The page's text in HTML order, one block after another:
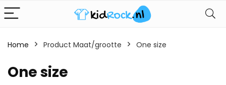
Home Product Maat/grootte One size
One size